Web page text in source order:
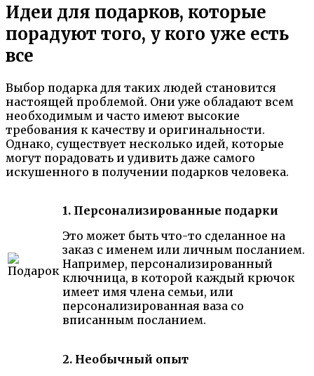
Идеи для подарков, которые
порадуют того, у кого уже есть
все
Выбор подарка для таких людей становится
настоящей проблемой. Они уже обладают всем
необходимым и часто имеют высокие
требования к качеству и оригинальности.
Однако, существует несколько идей, которые
могут порадовать и удивить даже самого
искушенного в получении подарков человека.
1. Персонализированные подарки
Это может быть что-то сделанное на
заказ с именем или личным посланием.
Например, персонализированный
ключница, в которой каждый крючок
имеет имя члена семьи, или
персонализированная ваза со
вписанным посланием.
2. Необычный опыт